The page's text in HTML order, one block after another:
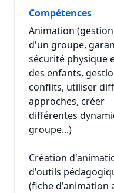
Compétences
Animation (gestion
d'un groupe,
sécurité physique
des enfants,
conflits, utiliser
approches, créer
différentes
groupe...)
Création
d'outils
(fiche d'animation